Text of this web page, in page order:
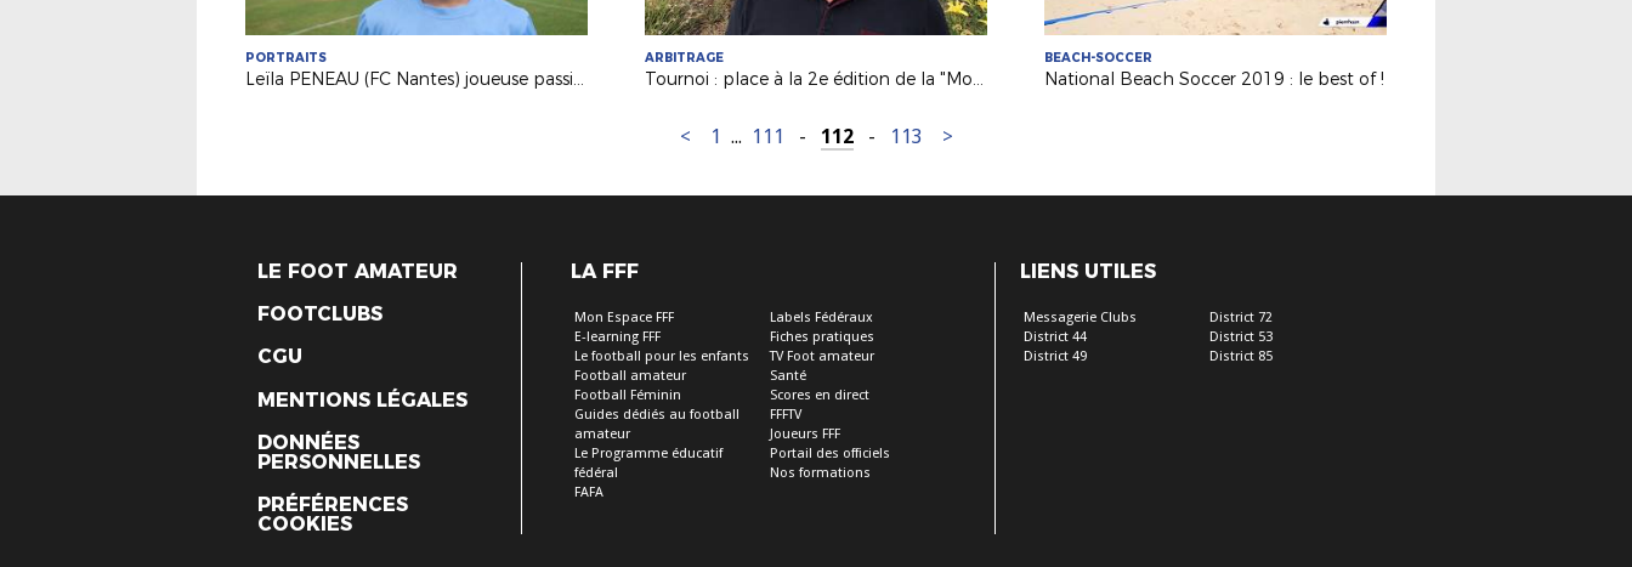
PORTRAITS
Leïla PENEAU (FC Nantes) joueuse passionnée et ambitieuse !
ARBITRAGE
Tournoi : place à la 2e édition de la "Montaigu Futsal Cup" !
BEACH-SOCCER
National Beach Soccer 2019 : le best of !
< 1 ... 111 - 112 - 113 >
LE FOOT AMATEUR
FOOTCLUBS
CGU
MENTIONS LÉGALES
DONNÉES
PERSONNELLES
PRÉFÉRENCES
COOKIES
LA FFF
Mon Espace FFF
E-learning FFF
Le football pour les enfants
Football amateur
Football Féminin
Guides dédiés au football
amateur
Le Programme éducatif
fédéral
FAFA
Labels Fédéraux
Fiches pratiques
TV Foot amateur
Santé
Scores en direct
FFFTV
Joueurs FFF
Portail des officiels
Nos formations
LIENS UTILES
Messagerie Clubs
District 44
District 49
District 72
District 53
District 85